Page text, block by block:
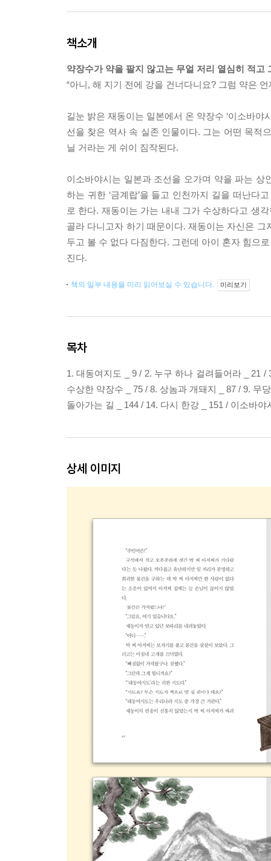
책소개
약장수가 약을 팔지 않고는 무얼 저리 열심히 적고
“아니, 해 지기 전에 강을 건너다니요? 그럼 약은
길눈 밝은 재동이는 일본에서 온 약장수 ‘이소바
선을 찾은 역사 속 실존 인물이다. 그는 어떤 목적
닐 거라는 게 쉬이 짐작된다.
이소바야시는 일본과 조선을 오가며 약을 파는 상
하는 귀한 ‘금계랍’을 들고 인천까지 길을 떠난다
로 한다. 재동이는 가는 내내 그가 수상하다고 생
골라 다니고자 하기 때문이다. 재동이는 자신은
두고 볼 수 없다 다짐한다. 그런데 아이 혼자 힘으
진다.
책의 일부 내용을 미리 읽어보실 수 있습니다. 미리보기
목차
1. 대동여지도 _ 9 / 2. 누구 하나 걸려들어라 _ 21
수상한 약장수 _ 75 / 8. 상놈과 개돼지 _ 87 / 9. 무
돌아가는 길 _ 144 / 14. 다시 한강 _ 151 / 이소바
상세 이미지